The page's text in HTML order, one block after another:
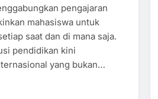
pengajaran
mahasiswa untuk
saat dan di mana saja.
pendidikan kini
yang bukan…